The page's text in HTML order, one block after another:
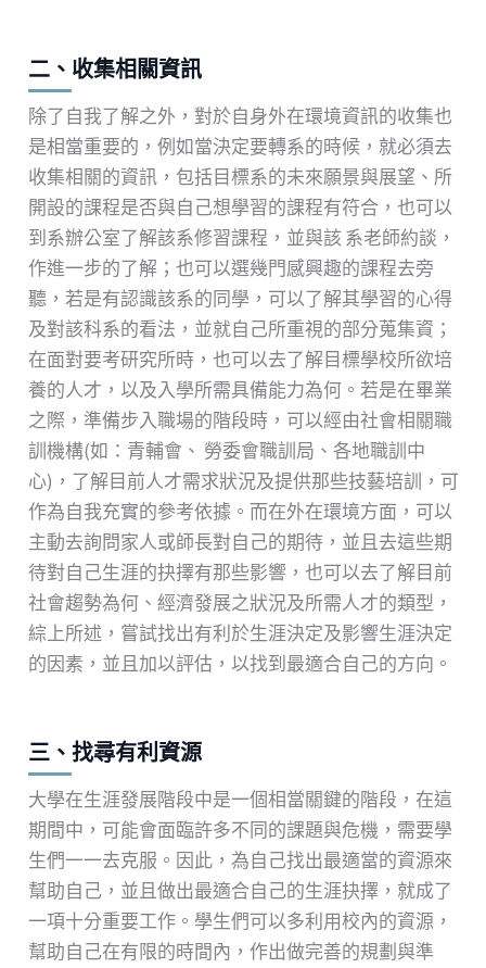
二、收集相關資訊
除了自我了解之外，對於自身外在環境資訊的收集也
是相當重要的，例如當決定要轉系的時候，就必須去
收集相關的資訊，包括目標系的未來願景與展望、所
開設的課程是否與自己想學習的課程有符合，也可以
到系辦公室了解該系修習課程，並與該 系老師約談，
作進一步的了解；也可以選幾門感興趣的課程去旁
聽，若是有認識該系的同學，可以了解其學習的心得
及對該科系的看法，並就自己所重視的部分蒐集資；
在面對要考研究所時，也可以去了解目標學校所欲培
養的人才，以及入學所需具備能力為何。若是在畢業
之際，準備步入職場的階段時，可以經由社會相關職
訓機構(如：青輔會、 勞委會職訓局、各地職訓中
心)，了解目前人才需求狀況及提供那些技藝培訓，可
作為自我充實的參考依據。而在外在環境方面，可以
主動去詢問家人或師長對自己的期待，並且去這些期
待對自己生涯的抉擇有那些影響，也可以去了解目前
社會趨勢為何、經濟發展之狀況及所需人才的類型，
綜上所述，嘗試找出有利於生涯決定及影響生涯決定
的因素，並且加以評估，以找到最適合自己的方向。
三、找尋有利資源
大學在生涯發展階段中是一個相當關鍵的階段，在這
期間中，可能會面臨許多不同的課題與危機，需要學
生們一一去克服。因此，為自己找出最適當的資源來
幫助自己，並且做出最適合自己的生涯抉擇，就成了
一項十分重要工作。學生們可以多利用校內的資源，
幫助自己在有限的時間內，作出做完善的規劃與準